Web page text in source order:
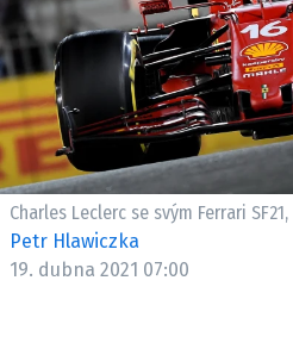
SLEDUJTE NÁS
ETICKÝ
Charles Leclerc se svým Ferrari
Petr Hlawiczka
19. dubna 2021 07:00